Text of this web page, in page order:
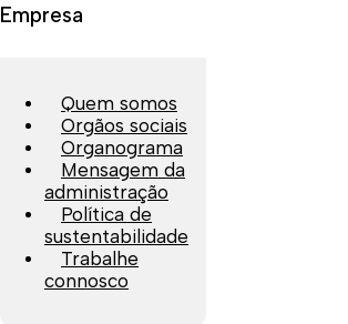
Empresa
Quem somos
Orgãos sociais
Organograma
Mensagem da
administração
Política de
sustentabilidade
Trabalhe
connosco